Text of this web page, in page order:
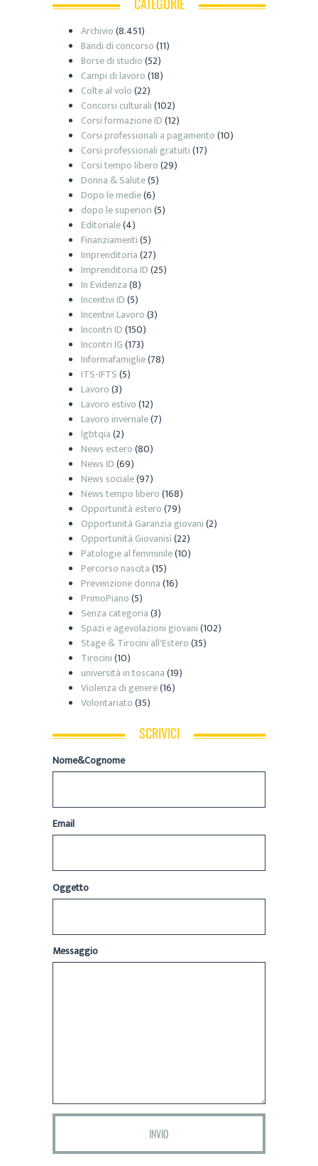
Archivio(8.451)
Bandi di concorso(11)
Borse di studio(52)
Campi di lavoro(18)
Colte al volo(22)
Concorsi culturali(102)
Corsi formazione ID(12)
Corsi professionali a pagamento(10)
Corsi professionali gratuiti(17)
Corsi tempo libero(29)
Donna & Salute(5)
Dopo le medie(6)
dopo le superiori(5)
Editoriale(4)
Finanziamenti(5)
Imprenditoria(27)
Imprenditoria ID(25)
In Evidenza(8)
Incentivi ID(5)
Incentivi Lavoro(3)
Incontri ID(150)
Incontri IG(173)
Informafamiglie(78)
ITS-IFTS(5)
Lavoro(3)
Lavoro estivo(12)
Lavoro invernale(7)
lgbtqia(2)
News estero(80)
News ID(69)
News sociale(97)
News tempo libero(168)
Opportunità estero(79)
Opportunità Garanzia giovani(2)
Opportunità Giovanisì(22)
Patologie al femminile(10)
Percorso nascita(15)
Prevenzione donna(16)
PrimoPiano(5)
Senza categoria(3)
Spazi e agevolazioni giovani(102)
Stage & Tirocini all'Estero(35)
Tirocini(10)
università in toscana(19)
Violenza di genere(16)
Volontariato(35)
SCRIVICI
Nome&Cognome
Email
Oggetto
Messaggio